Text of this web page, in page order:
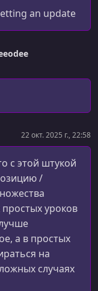
an update
22 окт. 2025 г., 22:58
с этой штукой
/
уроков
а в простых
на
случаях